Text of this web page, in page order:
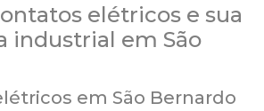
elétricos e sua
industrial em São
em São Bernardo